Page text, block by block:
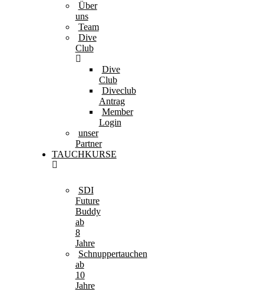
Über
uns
Team
Dive
Club
Dive
Club
Diveclub
Antrag
Member
Login
unser
Partner
TAUCHKURSE
SDI
Future
Buddy
ab
8
Jahre
Schnuppertauchen
ab
10
Jahre